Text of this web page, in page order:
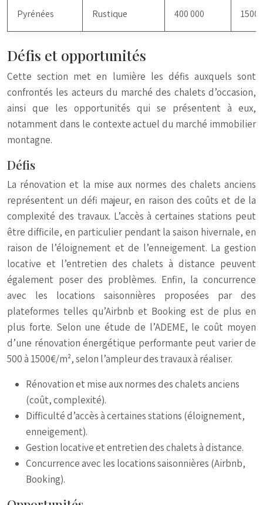
Pyrénées Rustique 400 000 1500
Défis et opportunités
Cette section met en lumière les défis auxquels sont
confrontés les acteurs du marché des chalets d’occasion,
ainsi que les opportunités qui se présentent à eux,
notamment dans le contexte actuel du marché immobilier
montagne.
Défis
La rénovation et la mise aux normes des chalets anciens
représentent un défi majeur, en raison des coûts et de la
complexité des travaux. L’accès à certaines stations peut
être difficile, en particulier pendant la saison hivernale, en
raison de l’éloignement et de l’enneigement. La gestion
locative et l’entretien des chalets à distance peuvent
également poser des problèmes. Enfin, la concurrence
avec les locations saisonnières proposées par des
plateformes telles qu’Airbnb et Booking est de plus en
plus forte. Selon une étude de l’ADEME, le coût moyen
d’une rénovation énergétique performante peut varier de
500 à 1500€/m², selon l’ampleur des travaux à réaliser.
Rénovation et mise aux normes des chalets anciens
(coût, complexité).
Difficulté d’accès à certaines stations (éloignement,
enneigement).
Gestion locative et entretien des chalets à distance.
Concurrence avec les locations saisonnières (Airbnb,
Booking).